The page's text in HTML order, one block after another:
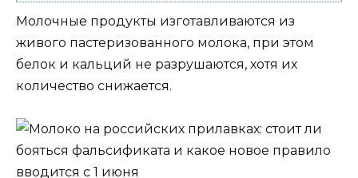
Молочные продукты изготавливаются из
живого пастеризованного молока, при этом
белок и кальций не разрушаются, хотя их
количество снижается.